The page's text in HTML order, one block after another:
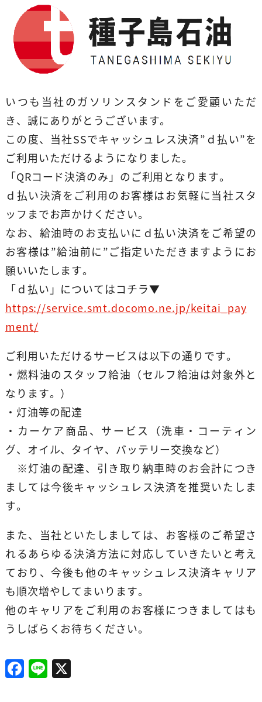
いつも当社のガソリンスタンドをご愛顧いただ
き、誠にありがとうございます。
この度、当社SSでキャッシュレス決済”ｄ払い”を
ご利用いただけるようになりました。
「QRコード決済のみ」のご利用となります。
ｄ払い決済をご利用のお客様はお気軽に当社スタ
ッフまでお声かけください。
なお、給油時のお支払いにｄ払い決済をご希望の
お客様は”給油前に”ご指定いただきますようにお
願いいたします。
「ｄ払い」についてはコチラ▼
https://service.smt.docomo.ne.jp/keitai_pay
ment/
ご利用いただけるサービスは以下の通りです。
・燃料油のスタッフ給油（セルフ給油は対象外と
なります。）
・灯油等の配達
・カーケア商品、サービス（洗車・コーティン
グ、オイル、タイヤ、バッテリー交換など）
※灯油の配達、引き取り納車時のお会計につき
ましては今後キャッシュレス決済を推奨いたしま
す。
また、当社といたしましては、お客様のご希望さ
れるあらゆる決済方法に対応していきたいと考え
ており、今後も他のキャッシュレス決済キャリア
も順次増やしてまいります。
他のキャリアをご利用のお客様につきましてはも
うしばらくお待ちください。
F
a
Li
n
X